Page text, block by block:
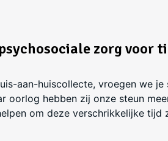
zorg voor
aan-huiscollecte, vroegen we je
oorlog hebben zij onze steun
om deze verschrikkelijke tijd